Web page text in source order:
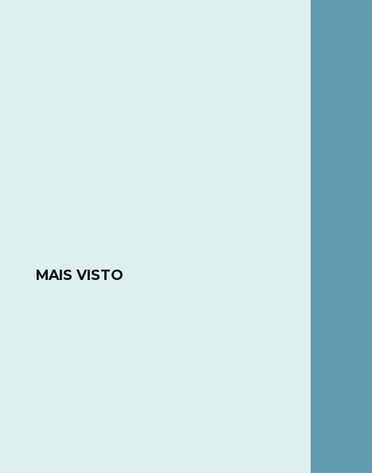
MAIS VISTO